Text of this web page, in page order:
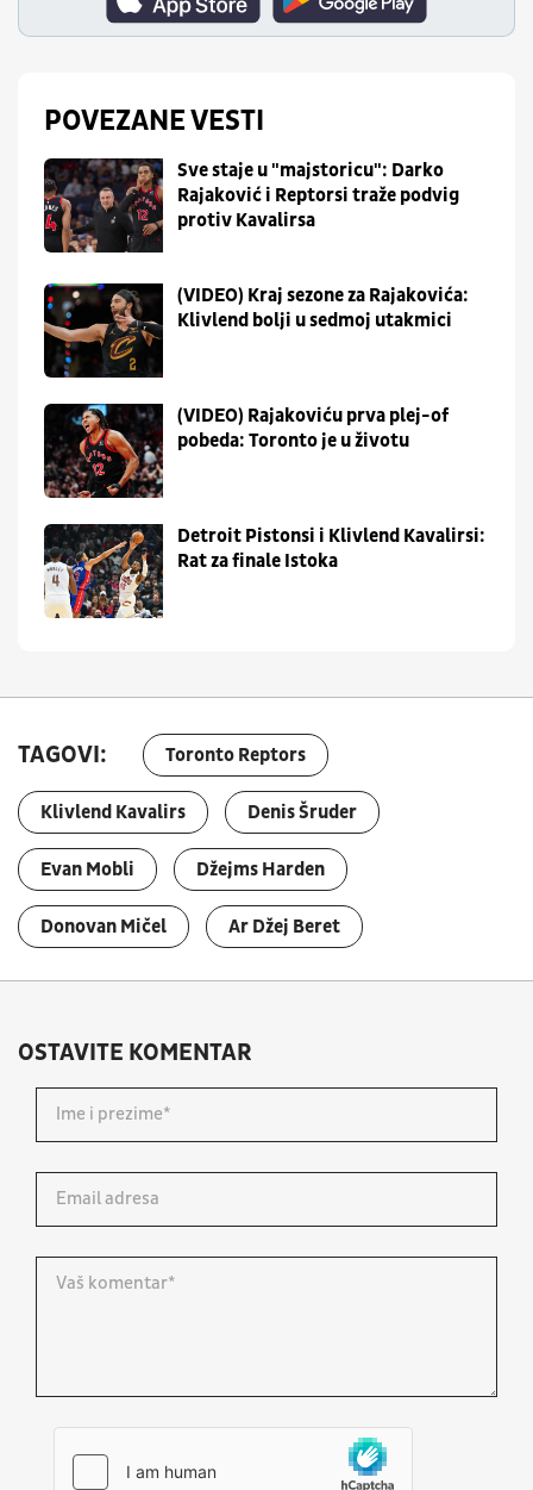
POVEZANE VESTI
Sve staje u "majstoricu": Darko
Rajaković i Reptorsi traže podvig
protiv Kavalirsa
(VIDEO) Kraj sezone za Rajakovića:
Klivlend bolji u sedmoj utakmici
(VIDEO) Rajakoviću prva plej-of
pobeda: Toronto je u životu
Detroit Pistonsi i Klivlend Kavalirsi:
Rat za finale Istoka
TAGOVI: Toronto Reptors
Klivlend Kavalirs Denis Šruder
Evan Mobli Džejms Harden
Donovan Mičel Ar Džej Beret
OSTAVITE KOMENTAR